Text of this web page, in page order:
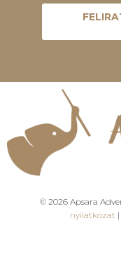
© 2026 Apsara
nyilatkozat |